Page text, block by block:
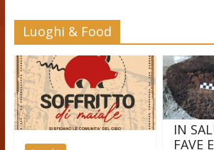
Luoghi & Food
IN
FAVE